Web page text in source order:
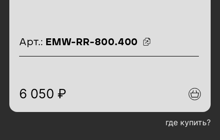
идентификаторы товара
Арт.: EMW-RR-800.400
6 050 ₽
где купить?